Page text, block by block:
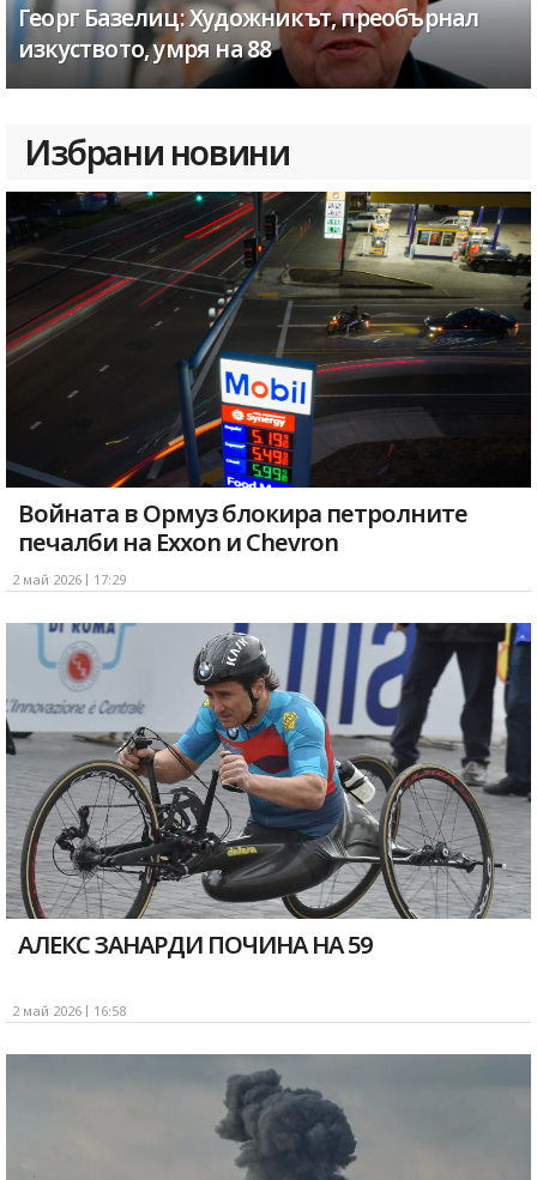
Георг Базелиц: Художникът, преобърнал
изкуството, умря на 88
Избрани новини
Войната в Ормуз блокира петролните
печалби на Exxon и Chevron
2 май 2026 17:29
АЛЕКС ЗАНАРДИ ПОЧИНА НА 59
2 май 2026 16:58